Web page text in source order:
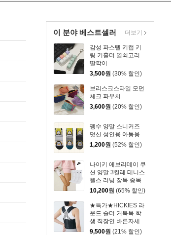
이 분야 베스트셀러
감성 파스텔 키캡 키
링 키홀더 열쇠고리
딸깍이
3,500원 (30% 할인)
브리스크스타일 모던
체크 파우치
3,600원 (20% 할인)
펭수 양말 스니커즈
덧신 성인용 아동용
1,200원 (52% 할인)
나이키 에브리데이 쿠
션 양말 3켤레 테니스
헬스 러닝 장목 중목
단목 남여공용
10,200원 (65% 할인)
★특가★HICKIES 라
운드 숄더 거북목 학
생 직장인 바른자세
어깨 체형 Slim 교정
9,500원 (21% 할인)
더보기